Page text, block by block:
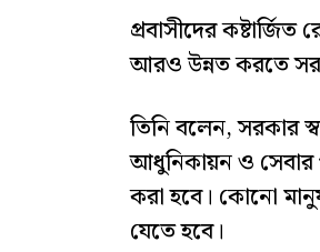
প্রবাসীদের কষ্টার্জিত
আরও উন্নত করতে
তিনি বলেন, সরকার
আধুনিকায়ন ও সেবার
করা হবে। কোনো
যেতে হবে।